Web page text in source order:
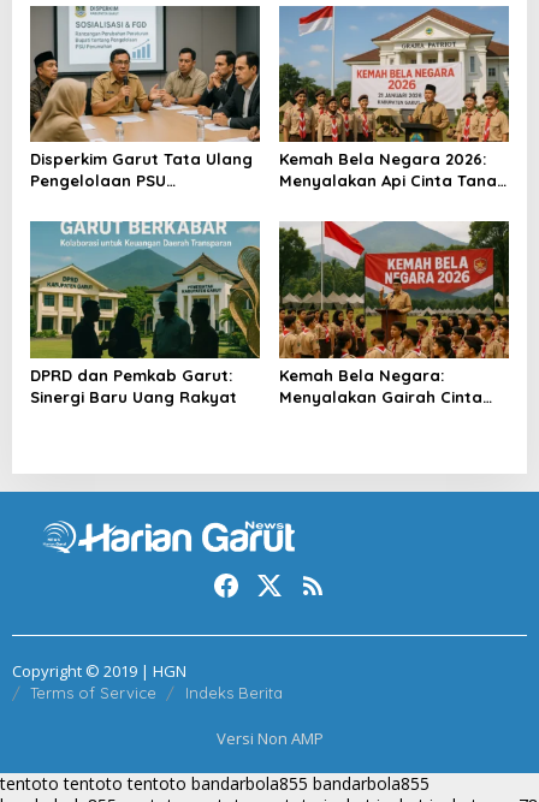
Disperkim Garut Tata Ulang
Pengelolaan PSU
Kemah Bela Negara 2026:
Menyalakan Api Cinta Tanah
DPRD dan Pemkab Garut:
Sinergi Baru Uang Rakyat
Kemah Bela Negara:
Menyalakan Gairah Cinta
Copyright © 2019 | HGN
Terms of Service Indeks Berita
Versi Non AMP
tentoto tentoto tentoto bandarbola855 bandarbola855